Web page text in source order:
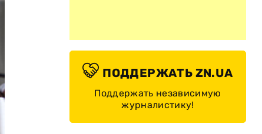
ПОДДЕРЖАТЬ ZN.UA
Поддержать независимую
журналистику!